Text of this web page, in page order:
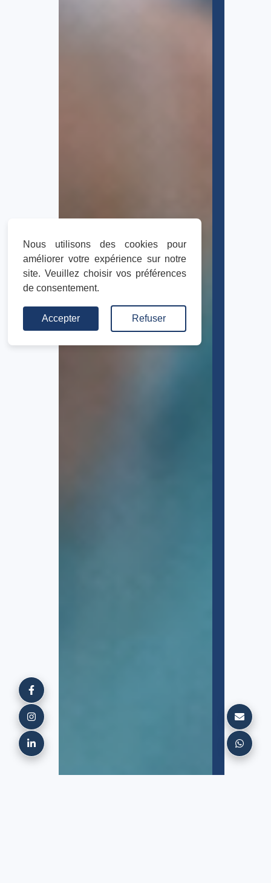
Nous utilisons des cookies pour
améliorer votre expérience sur notre
site. Veuillez choisir vos préférences
de consentement.
Accepter Refuser